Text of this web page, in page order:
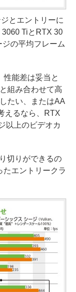
とエントリーに
TiとRTX 30
の平均フレーム
能差は妥当と
組み合わせて高
たい、またはAA
えるなら、RTX
以上のビデオカ
切りができるの
たエントリークラ